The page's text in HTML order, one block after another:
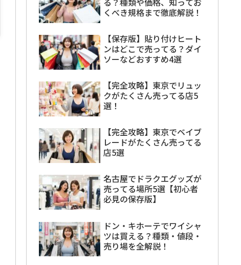
くべき規格まで徹底解説！
【保存版】貼り付けヒート
ンはどこで売ってる？ダイ
ソーなどおすすめ4選
【完全攻略】東京でリュッ
クがたくさん売ってる店5
選！
【完全攻略】東京でベイブ
レードがたくさん売ってる
店5選
名古屋でドラクエグッズが
売ってる場所5選【初心者
必見の保存版】
ドン・キホーテでワイシャ
ツは買える？種類・値段・
売り場を全解説！